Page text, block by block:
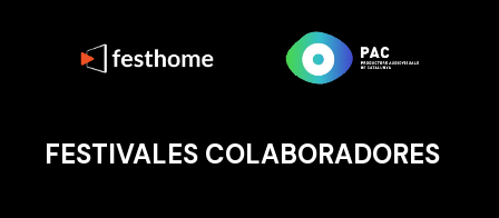
FESTIVALES COLABORADORES